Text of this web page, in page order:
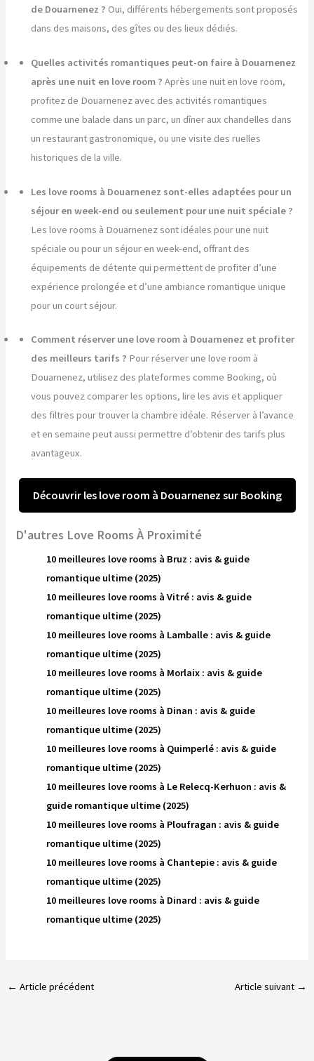
de Douarnenez ? Oui, différents hébergements sont proposés
dans des maisons, des gîtes ou des lieux dédiés.
Quelles activités romantiques peut-on faire à Douarnenez
après une nuit en love room ? Après une nuit en love room,
profitez de Douarnenez avec des activités romantiques
comme une balade dans un parc, un dîner aux chandelles dans
un restaurant gastronomique, ou une visite des ruelles
historiques de la ville.
Les love rooms à Douarnenez sont-elles adaptées pour un
séjour en week-end ou seulement pour une nuit spéciale ?
Les love rooms à Douarnenez sont idéales pour une nuit
spéciale ou pour un séjour en week-end, offrant des
équipements de détente qui permettent de profiter d’une
expérience prolongée et d’une ambiance romantique unique
pour un court séjour.
Comment réserver une love room à Douarnenez et profiter
des meilleurs tarifs ? Pour réserver une love room à
Douarnenez, utilisez des plateformes comme Booking, où
vous pouvez comparer les options, lire les avis et appliquer
des filtres pour trouver la chambre idéale. Réserver à l’avance
et en semaine peut aussi permettre d’obtenir des tarifs plus
avantageux.
Découvrir les love room à Douarnenez sur Booking
D'autres Love Rooms À Proximité
10 meilleures love rooms à Bruz : avis & guide
romantique ultime (2025)
10 meilleures love rooms à Vitré : avis & guide
romantique ultime (2025)
10 meilleures love rooms à Lamballe : avis & guide
romantique ultime (2025)
10 meilleures love rooms à Morlaix : avis & guide
romantique ultime (2025)
10 meilleures love rooms à Dinan : avis & guide
romantique ultime (2025)
10 meilleures love rooms à Quimperlé : avis & guide
romantique ultime (2025)
10 meilleures love rooms à Le Relecq-Kerhuon : avis &
guide romantique ultime (2025)
10 meilleures love rooms à Ploufragan : avis & guide
romantique ultime (2025)
10 meilleures love rooms à Chantepie : avis & guide
romantique ultime (2025)
10 meilleures love rooms à Dinard : avis & guide
romantique ultime (2025)
← Article précédent Article suivant →